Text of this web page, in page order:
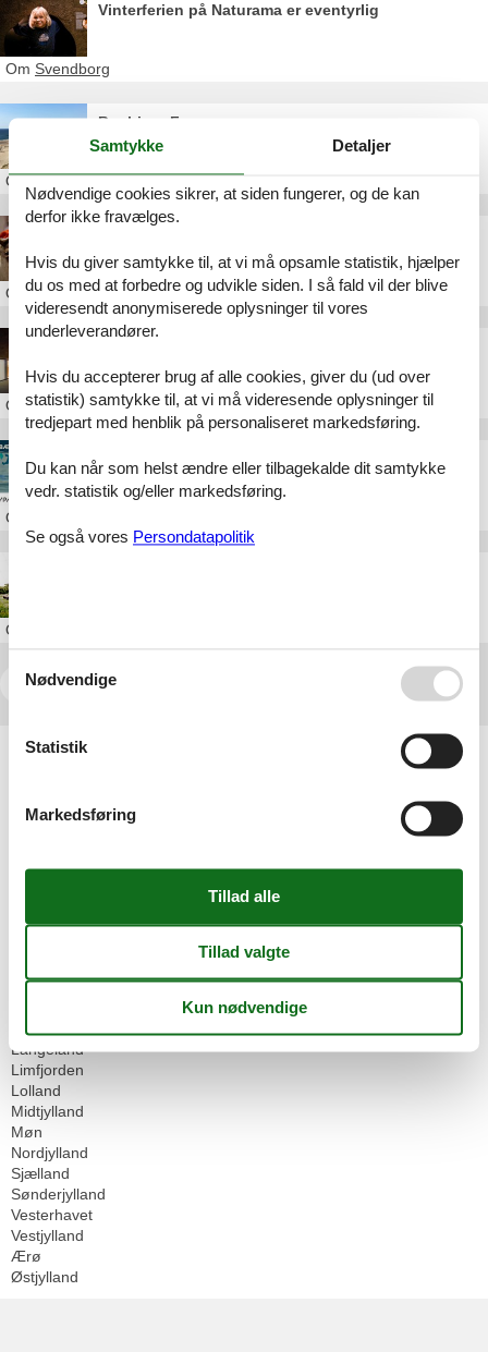
Vinterferien på Naturama er eventyrlig
Om Svendborg
Bovbjerg Fyr
OmBovbjerg
OmSvendborg
OmRibe
Fjord&Bælt
Om
Om
<< < 1
Artikeltyper
Attraktion
Alle
Djursland
Fyn
Langeland
Limfjorden
Lolland
Midtjylland
Møn
Nordjylland
Sjælland
Sønderjylland
Vesterhavet
Vestjylland
Ærø
Østjylland
Samtykke Detaljer
Nødvendige cookies sikrer, at siden fungerer, og de kan
derfor ikke fravælges.
Hvis du giver samtykke til, at vi må opsamle statistik, hjælper
du os med at forbedre og udvikle siden. I så fald vil der blive
videresendt anonymiserede oplysninger til vores
underleverandører.
Hvis du accepterer brug af alle cookies, giver du (ud over
statistik) samtykke til, at vi må videresende oplysninger til
tredjepart med henblik på personaliseret markedsføring.
Du kan når som helst ændre eller tilbagekalde dit samtykke
vedr. statistik og/eller markedsføring.
Se også vores Persondatapolitik
Nødvendige
Statistik
Markedsføring